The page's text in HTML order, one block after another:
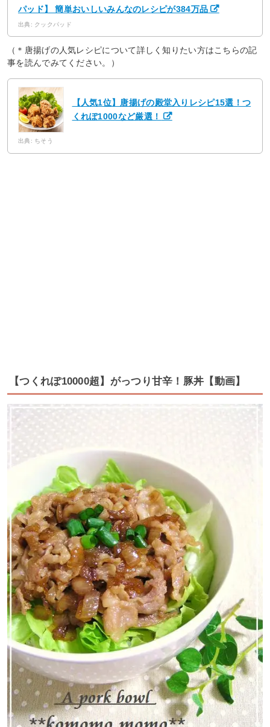
パッド】 簡単おいしいみんなのレシピが384万品
出典: クックパッド
（＊唐揚げの人気レシピについて詳しく知りたい方はこちらの記
事を読んでみてください。）
【人気1位】唐揚げの殿堂入りレシピ15選！つ
くれぽ1000など厳選！
出典: ちそう
【つくれぽ10000超】がっつり甘辛！豚丼【動画】